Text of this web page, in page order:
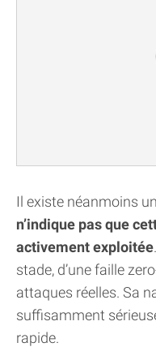
Il existe néanmoins
n’indique pas que
activement exploitée
stade, d’une faille
attaques réelles. Sa
suffisamment
rapide.